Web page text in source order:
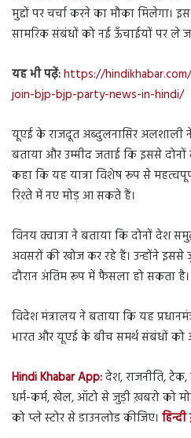
मुद्दों पर चर्चा करने का मौका मिलेगा।
सामरिक संबंधों को नई ऊँचाईयों पर ले
यह भी पढ़ें:https://
join-bjp-bjp-party-news-in-hindi/
यूएई के राजदूत अब्दुलनासिर अलशाली ने
बताया और उम्मीद जताई कि इससे दोनों
कहा कि यह यात्रा विशेष रूप से
रिश्ते में नए मोड़ आ सकते हैं।
विनय क्वात्रा ने बताया कि दोनों देश
अवसरों की खोज कर रहे हैं। उन्होंने इससे
दौरान अंतिम रूप में फैसला हो सकता है।
विदेश मंत्रालय ने बताया कि यह
भारत और यूएई के बीच समर्थ संबंधों
Hindi Khabar App:देश, राजनीति, टेक,
धर्म-कर्म, खेल, ऑटो से जुड़ी ख़बरो को
को प्ले स्टोर से डाउनलोड कीजिए।